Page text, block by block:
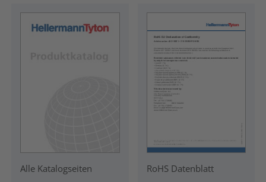
Alle Katalogseiten RoHS Datenblatt